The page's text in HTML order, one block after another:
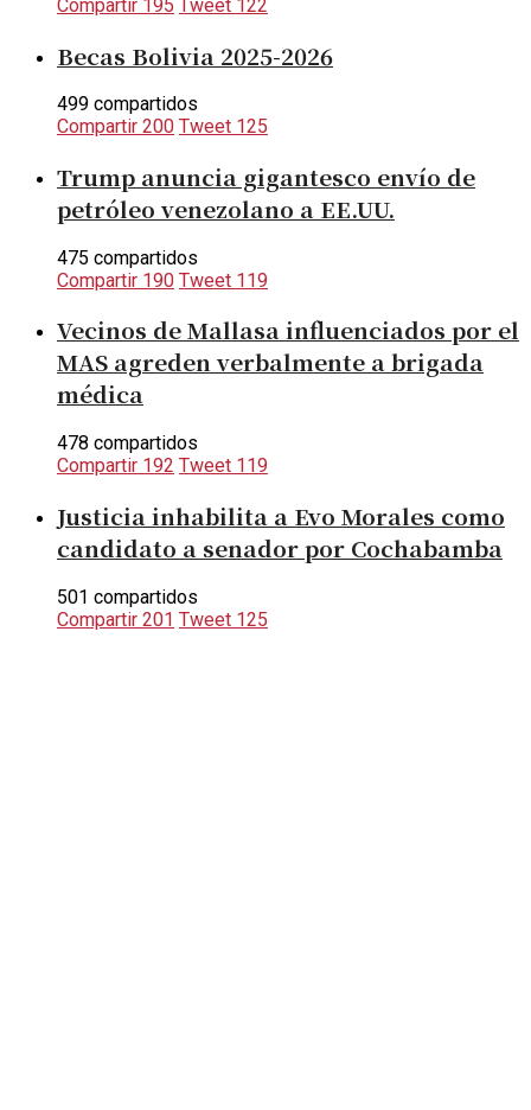
Compartir 195 Tweet 122
Becas Bolivia 2025-2026
499 compartidos
Compartir 200 Tweet 125
Trump anuncia gigantesco envío de
petróleo venezolano a EE.UU.
475 compartidos
Compartir 190 Tweet 119
Vecinos de Mallasa influenciados por el
MAS agreden verbalmente a brigada
médica
478 compartidos
Compartir 192 Tweet 119
Justicia inhabilita a Evo Morales como
candidato a senador por Cochabamba
501 compartidos
Compartir 201 Tweet 125